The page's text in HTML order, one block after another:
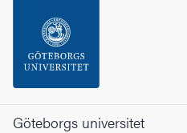
Sidfoten
Göteborgs universitet